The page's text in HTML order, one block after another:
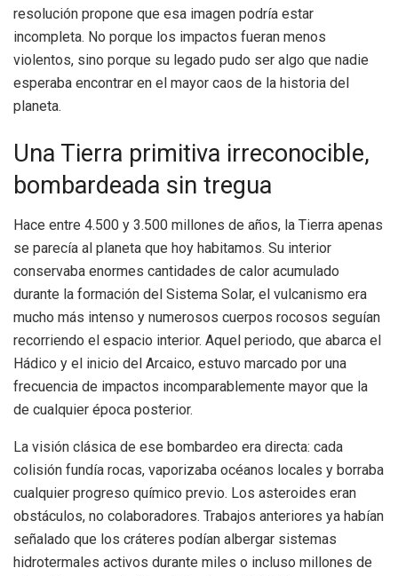
resolución propone que esa imagen podría estar
incompleta. No porque los impactos fueran menos
violentos, sino porque su legado pudo ser algo que nadie
esperaba encontrar en el mayor caos de la historia del
planeta.
Una Tierra primitiva irreconocible,
bombardeada sin tregua
Hace entre 4.500 y 3.500 millones de años, la Tierra apenas
se parecía al planeta que hoy habitamos. Su interior
conservaba enormes cantidades de calor acumulado
durante la formación del Sistema Solar, el vulcanismo era
mucho más intenso y numerosos cuerpos rocosos seguían
recorriendo el espacio interior. Aquel periodo, que abarca el
Hádico y el inicio del Arcaico, estuvo marcado por una
frecuencia de impactos incomparablemente mayor que la
de cualquier época posterior.
La visión clásica de ese bombardeo era directa: cada
colisión fundía rocas, vaporizaba océanos locales y borraba
cualquier progreso químico previo. Los asteroides eran
obstáculos, no colaboradores. Trabajos anteriores ya habían
señalado que los cráteres podían albergar sistemas
hidrotermales activos durante miles o incluso millones de